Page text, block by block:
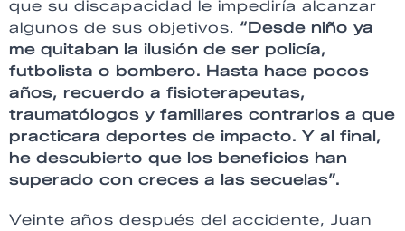
que su discapacidad le impediría alcanzar
algunos de sus objetivos. “Desde niño ya
me quitaban la ilusión de ser policía,
futbolista o bombero. Hasta hace pocos
años, recuerdo a fisioterapeutas,
traumatólogos y familiares contrarios a que
practicara deportes de impacto. Y al final,
he descubierto que los beneficios han
superado con creces a las secuelas”.
Veinte años después del accidente, Juan